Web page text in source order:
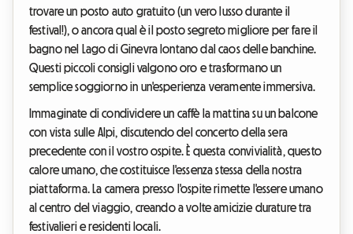
trovare un posto auto gratuito (un vero lusso durante il
festival!), o ancora qual è il posto segreto migliore per fare il
bagno nel Lago di Ginevra lontano dal caos delle banchine.
Questi piccoli consigli valgono oro e trasformano un
semplice soggiorno in un'esperienza veramente immersiva.
Immaginate di condividere un caffè la mattina su un balcone
con vista sulle Alpi, discutendo del concerto della sera
precedente con il vostro ospite. È questa convivialità, questo
calore umano, che costituisce l'essenza stessa della nostra
piattaforma. La camera presso l'ospite rimette l'essere umano
al centro del viaggio, creando a volte amicizie durature tra
festivalieri e residenti locali.